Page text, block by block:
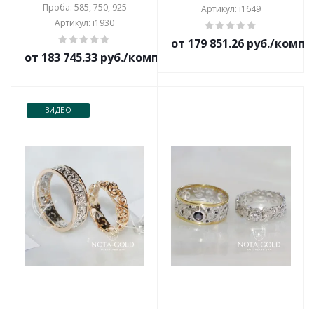
Проба: 585, 750, 925
Артикул: i1930
от 183 745.33 руб./комплект
Артикул: i1649
от 179 851.26 руб./
ВИДЕО